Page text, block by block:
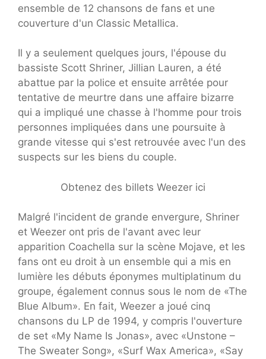
ensemble de 12 chansons de fans et une
couverture d'un Classic Metallica.
Il y a seulement quelques jours, l'épouse du
bassiste Scott Shriner, Jillian Lauren, a été
abattue par la police et ensuite arrêtée pour
tentative de meurtre dans une affaire bizarre
qui a impliqué une chasse à l'homme pour trois
personnes impliquées dans une poursuite à
grande vitesse qui s'est retrouvée avec l'un des
suspects sur les biens du couple.
Obtenez des billets Weezer ici
Malgré l'incident de grande envergure, Shriner
et Weezer ont pris de l'avant avec leur
apparition Coachella sur la scène Mojave, et les
fans ont eu droit à un ensemble qui a mis en
lumière les débuts éponymes multiplatinum du
groupe, également connus sous le nom de «The
Blue Album». En fait, Weezer a joué cinq
chansons du LP de 1994, y compris l'ouverture
de set «My Name Is Jonas», avec «Unstone –
The Sweater Song», «Surf Wax America», «Say